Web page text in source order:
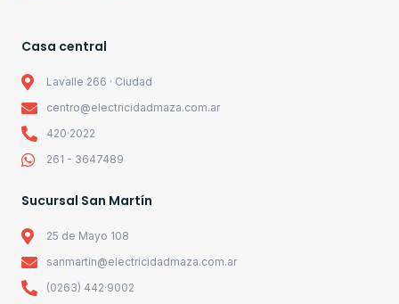
Casa central
Lavalle 266 · Ciudad
centro@electricidadmaza.com.ar
420·2022
261 - 3647489
Sucursal San Martín
25 de Mayo 108
sanmartin@electricidadmaza.com.ar
(0263) 442·9002